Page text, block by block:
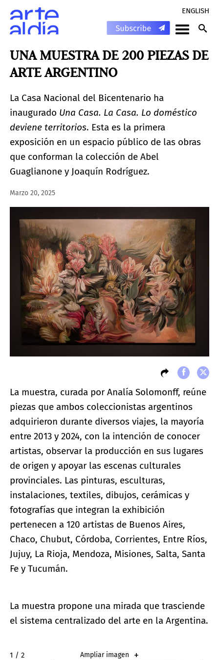
ENGLISH
UNA MUESTRA DE 200 PIEZAS DE
ARTE ARGENTINO
La Casa Nacional del Bicentenario ha
inaugurado Una Casa. La Casa. Lo doméstico
deviene territorios. Esta es la primera
exposición en un espacio público de las obras
que conforman la colección de Abel
Guaglianone y Joaquín Rodríguez.
Marzo 20, 2025
La muestra, curada por Analía Solomonff, reúne
piezas que ambos coleccionistas argentinos
adquirieron durante diversos viajes, la mayoría
entre 2013 y 2024, con la intención de conocer
artistas, observar la producción en sus lugares
de origen y apoyar las escenas culturales
provinciales. Las pinturas, esculturas,
instalaciones, textiles, dibujos, cerámicas y
fotografías que integran la exhibición
pertenecen a 120 artistas de Buenos Aires,
Chaco, Chubut, Córdoba, Corrientes, Entre Ríos,
Jujuy, La Rioja, Mendoza, Misiones, Salta, Santa
Fe y Tucumán.
La muestra propone una mirada que trasciende
el sistema centralizado del arte en la Argentina.
2 / 2 Ampliar imagen